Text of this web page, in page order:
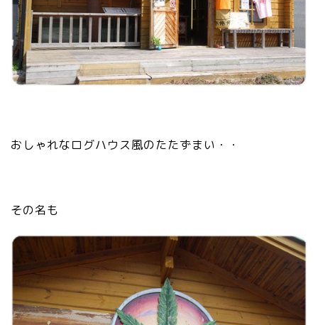
おしゃれなログハウス風のたたずまい・・
その名も